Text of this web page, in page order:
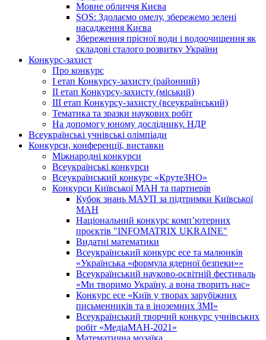
Мовне обличчя Києва
SOS: Здолаємо омелу, збережемо зелені
насадження Києва
Збереження прісної води і водоочищення як
складові сталого розвитку України
Конкурс-захист
Про конкурс
І етап Конкурсу-захисту (районний)
ІІ етап Конкурсу-захисту (міський)
ІІІ етап Конкурсу-захисту (всеукраїнський)
Тематика та зразки наукових робіт
На допомогу юному досліднику. НДР
Всеукраїнські учнівські олімпіади
Конкурси, конференції, виставки
Міжнародні конкурси
Всеукраїнські конкурси
Всеукраїнський конкурс «КрутеЗНО»
Конкурси Київської МАН та партнерів
Кубок знань МАУП за підтримки Київської
МАН
Національний конкурс комп’ютерних
проєктів "INFOMATRIX UKRAINE"
Видатні математики
Всеукраїнський конкурс есе та малюнків
«Українська «формула ядерної безпеки»»
Всеукраїнський науково-освітній фестиваль
«Ми творимо Україну, а вона творить нас»
Конкурс есе «Київ у творах зарубіжних
письменників та в іноземних ЗМІ»
Всеукраїнський творчий конкурс учнівських
робіт «МедіаМАН-2021»